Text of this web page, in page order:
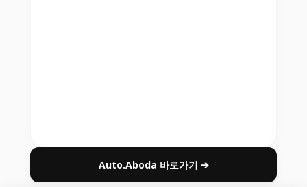
Auto.Aboda 바로가기 ➔